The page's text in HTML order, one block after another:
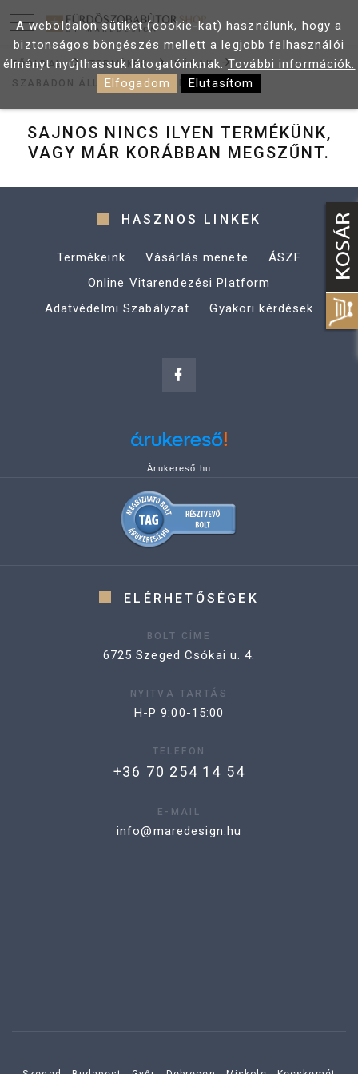
FŐOLDAL TERMÉKEK
KÁDAK
SZABADON ÁLLÓ FÜRDŐKÁDAK
SAJNOS NINCS ILYEN TERMÉKÜNK,
VAGY MÁR KORÁBBAN MEGSZŰNT.
HASZNOS LINKEK
Termékeink Vásárlás menete
ÁSZF
Online Vitarendezési Platform
Adatvédelmi Szabályzat
Gyakori kérdések
Árukereső.hu
ELÉRHETŐSÉGEK
BOLT CÍME
6725 Szeged Csókai u. 4.
NYITVA TARTÁS
H-P 9:00-15:00
TELEFON
+36 70 254 14 54
E-MAIL
info@maredesign.hu
A weboldalon sütiket (cookie-kat) használunk, hogy a
biztonságos böngészés mellett a legjobb felhasználói
élményt nyújthassuk látogatóinknak.További információk.
Elfogadom
Elutasítom